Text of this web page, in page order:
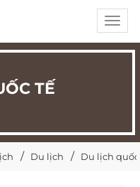
TẾ
Du lịch Du lịch